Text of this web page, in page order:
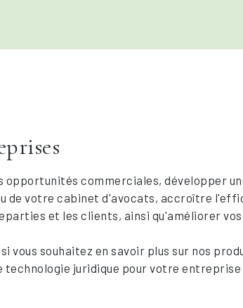
opportunités commerciales, développer
de votre cabinet d'avocats, accroître
et les clients, ainsi qu'améliorer vos
vous souhaitez en savoir plus sur nos
technologie juridique pour votre entreprise